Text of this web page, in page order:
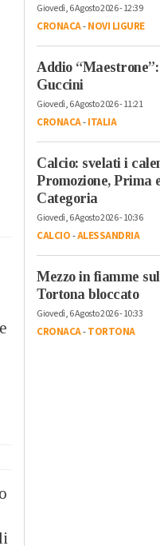
Giovedì, 6 Agosto 2026 - 12:39
CRONACA-NOVI LIGURE
Addio
Guccini
Giovedì, 6 Agosto 2026 - 11:21
CRONACA-ITALIA
Calcio: svelati i
Promozione, Prima
Categoria
Giovedì, 6 Agosto 2026 - 10:36
CALCIO-ALESSANDRIA
Mezzo in fiamme
Tortona bloccato
Giovedì, 6 Agosto 2026 - 10:33
CRONACA-TORTONA